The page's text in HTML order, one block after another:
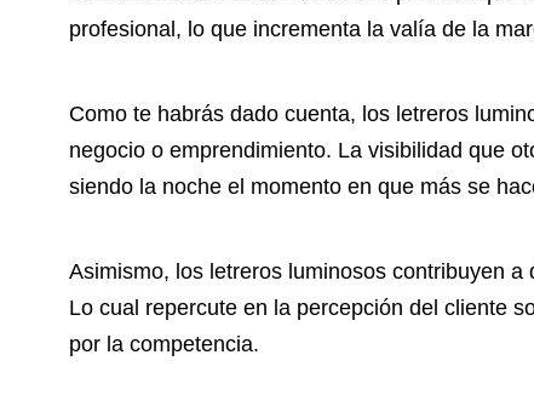
profesional, lo que incrementa la valía de la
Como te habrás dado cuenta, los letreros
negocio o emprendimiento. La visibilidad que
siendo la noche el momento en que más se
Asimismo, los letreros luminosos contribuyen
Lo cual repercute en la percepción del cliente
por la competencia.